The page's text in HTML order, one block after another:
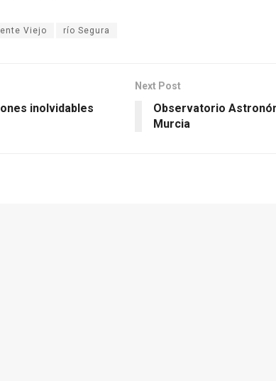
Viejo río Segura
inolvidables
Next Post
Observatorio
Murcia